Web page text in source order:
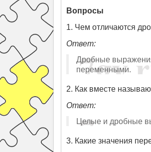
Вопросы
1. Чем отличаются
Ответ:
Дробные
переменными.
2. Как вместе
Ответ:
Целые и дробные
3. Какие значения